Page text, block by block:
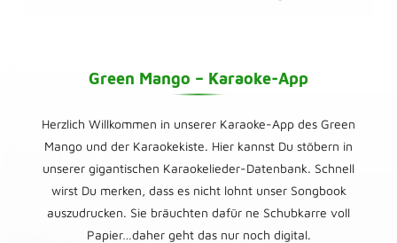
Green Mango – Karaoke-App
Herzlich Willkommen in unserer Karaoke-App des Green
Mango und der Karaokekiste. Hier kannst Du stöbern in
unserer gigantischen Karaokelieder-Datenbank. Schnell
wirst Du merken, dass es nicht lohnt unser Songbook
auszudrucken. Sie bräuchten dafür ne Schubkarre voll
Papier…daher geht das nur noch digital.